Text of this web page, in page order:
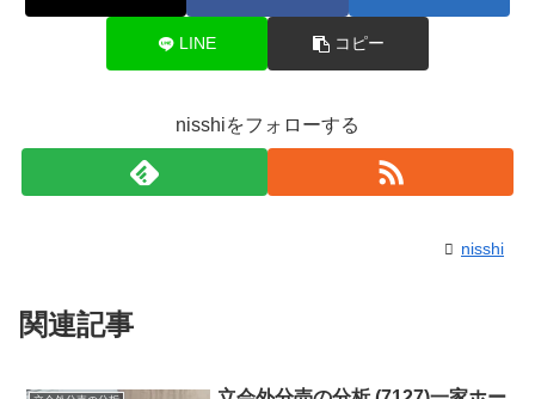
LINE コピー
nisshiをフォローする
nisshi
関連記事